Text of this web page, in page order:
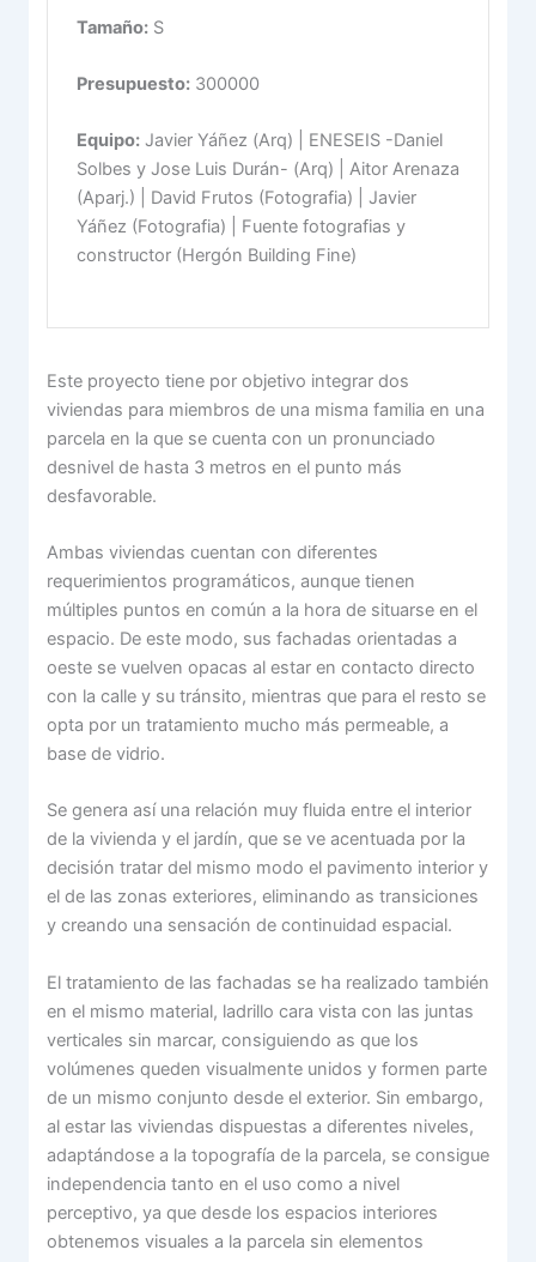
Tamaño:S
Presupuesto:300000
Equipo:Javier Yáñez (Arq) | ENESEIS -Daniel
Solbes y Jose Luis Durán- (Arq) | Aitor Arenaza
(Aparj.) | David Frutos (Fotografia) | Javier
Yáñez (Fotografia) | Fuente fotografias y
constructor (Hergón Building Fine)
Este proyecto tiene por objetivo integrar dos
viviendas para miembros de una misma familia en una
parcela en la que se cuenta con un pronunciado
desnivel de hasta 3 metros en el punto más
desfavorable.
Ambas viviendas cuentan con diferentes
requerimientos programáticos, aunque tienen
múltiples puntos en común a la hora de situarse en el
espacio. De este modo, sus fachadas orientadas a
oeste se vuelven opacas al estar en contacto directo
con la calle y su tránsito, mientras que para el resto se
opta por un tratamiento mucho más permeable, a
base de vidrio.
Se genera así una relación muy fluida entre el interior
de la vivienda y el jardín, que se ve acentuada por la
decisión tratar del mismo modo el pavimento interior y
el de las zonas exteriores, eliminando as transiciones
y creando una sensación de continuidad espacial.
El tratamiento de las fachadas se ha realizado también
en el mismo material, ladrillo cara vista con las juntas
verticales sin marcar, consiguiendo as que los
volúmenes queden visualmente unidos y formen parte
de un mismo conjunto desde el exterior. Sin embargo,
al estar las viviendas dispuestas a diferentes niveles,
adaptándose a la topografía de la parcela, se consigue
independencia tanto en el uso como a nivel
perceptivo, ya que desde los espacios interiores
obtenemos visuales a la parcela sin elementos